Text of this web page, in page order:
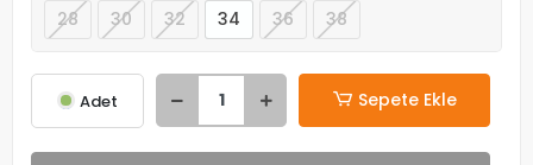
28
30 32 34 36 38
Adet Sepete Ekle